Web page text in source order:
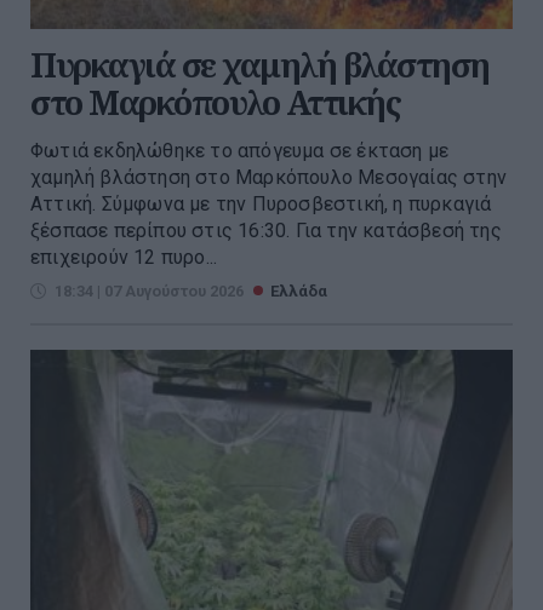
Πυρκαγιά σε χαμηλή βλάστηση
στο Μαρκόπουλο Αττικής
Φωτιά εκδηλώθηκε το απόγευμα σε έκταση με
χαμηλή βλάστηση στο Μαρκόπουλο Μεσογαίας στην
Αττική. Σύμφωνα με την Πυροσβεστική, η πυρκαγιά
ξέσπασε περίπου στις 16:30. Για την κατάσβεσή της
επιχειρούν 12 πυρο...
18:34 | 07 Αυγούστου 2026 Ελλάδα